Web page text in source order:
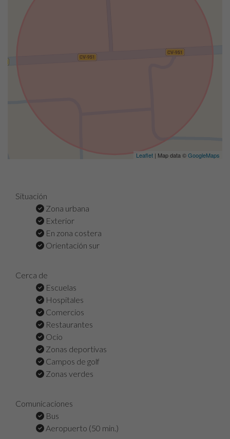
Leaflet | Map data ©GoogleMaps
Situación
Zona urbana
Exterior
En zona costera
Orientación sur
Cerca de
Escuelas
Hospitales
Comercios
Restaurantes
Ocio
Zonas deportivas
Campos de golf
Zonas verdes
Comunicaciones
Bus
Aeropuerto (50 min.)